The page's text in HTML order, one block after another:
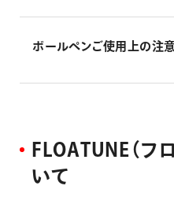
ペン先から針金のようなものが出
ボールペンご使用上の注
F LOATU N E （ フ ロ
いて